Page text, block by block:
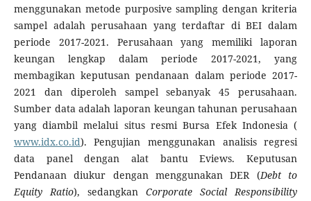
menggunakan metode purposive sampling dengan kriteria
sampel adalah perusahaan yang terdaftar di BEI dalam
periode 2017-2021. Perusahaan yang memiliki laporan
keungan lengkap dalam periode 2017-2021, yang
membagikan keputusan pendanaan dalam periode 2017-
2021 dan diperoleh sampel sebanyak 45 perusahaan.
Sumber data adalah laporan keungan tahunan perusahaan
yang diambil melalui situs resmi Bursa Efek Indonesia (
www.idx.co.id). Pengujian menggunakan analisis regresi
data panel dengan alat bantu Eviews. Keputusan
Pendanaan diukur dengan menggunakan DER (Debt to
Equity Ratio), sedangkanCorporate Social Responsibility